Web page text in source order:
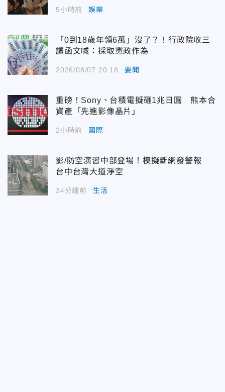
5小時前 娛樂
「0到18歲年領6萬」沒了？！行政院收三
讀函文喊：採取憲政作為
2026/08/07 20:18 要聞
重磅！Sony、台積電擬砸1兆日圓 熊本合
資產「先進影像晶片」
2小時前 國際
影/防空演習中部登場！模擬斷網發警報
台中台灣大道淨空
34分鐘前 生活